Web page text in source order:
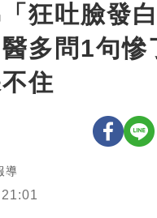
狂吐臉發
多問1句慘
住
導